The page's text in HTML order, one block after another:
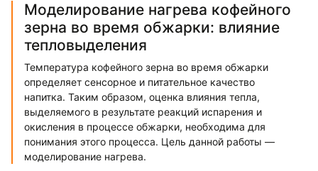
Моделирование нагрева кофейного
зерна во время обжарки: влияние
тепловыделения
Температура кофейного зерна во время обжарки
определяет сенсорное и питательное качество
напитка. Таким образом, оценка влияния тепла,
выделяемого в результате реакций испарения и
окисления в процессе обжарки, необходима для
понимания этого процесса. Цель данной работы —
моделирование нагрева.